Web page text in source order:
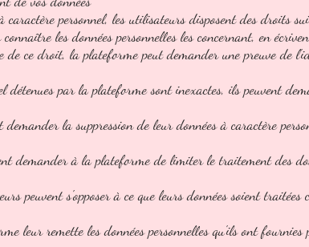
personnel, les utilisateurs disposent des droits
les données personnelles les concernant, en
de ce droit, la plateforme peut demander une preuve de
par la plateforme sont inexactes, ils peuvent
la suppression de leur données à caractère
à la plateforme de limiter le traitement des
peuvent s'opposer à ce que leurs données soient
leur remette les données personnelles qu'ils ont fournies